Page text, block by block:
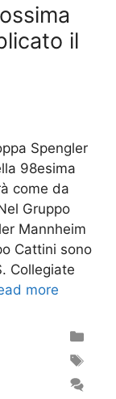
il
Spengler
98esima
come da
Gruppo
Mannheim
Cattini sono
Collegiate
more